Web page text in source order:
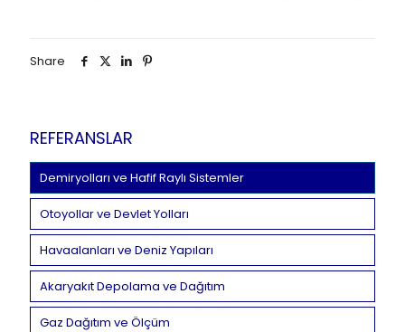
Share
REFERANSLAR
Demiryolları ve Hafif Raylı Sistemler
Otoyollar ve Devlet Yolları
Havaalanları ve Deniz Yapıları
Akaryakıt Depolama ve Dağıtım
Gaz Dağıtım ve Ölçüm